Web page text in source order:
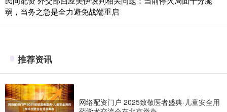
弱，当务之急是全力避免战端重启
推荐资讯
网络配资门户 2025致敬医者盛典·儿童安全用